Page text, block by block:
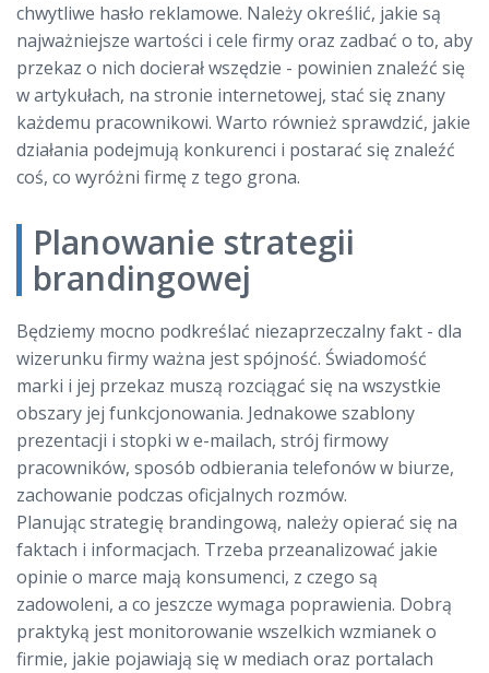
chwytliwe hasło reklamowe. Należy określić, jakie są
najważniejsze wartości i cele firmy oraz zadbać o to, aby
przekaz o nich docierał wszędzie - powinien znaleźć się
w artykułach, na stronie internetowej, stać się znany
każdemu pracownikowi. Warto również sprawdzić, jakie
działania podejmują konkurenci i postarać się znaleźć
coś, co wyróżni firmę z tego grona.
Planowanie strategii
brandingowej
Będziemy mocno podkreślać niezaprzeczalny fakt - dla
wizerunku firmy ważna jest spójność. Świadomość
marki i jej przekaz muszą rozciągać się na wszystkie
obszary jej funkcjonowania. Jednakowe szablony
prezentacji i stopki w e-mailach, strój firmowy
pracowników, sposób odbierania telefonów w biurze,
zachowanie podczas oficjalnych rozmów.
Planując strategię brandingową, należy opierać się na
faktach i informacjach. Trzeba przeanalizować jakie
opinie o marce mają konsumenci, z czego są
zadowoleni, a co jeszcze wymaga poprawienia. Dobrą
praktyką jest monitorowanie wszelkich wzmianek o
firmie, jakie pojawiają się w mediach oraz portalach